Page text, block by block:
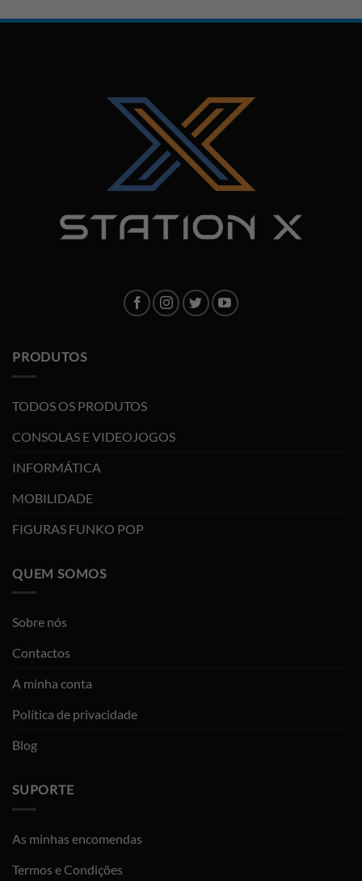
PRODUTOS
TODOS OS PRODUTOS
CONSOLAS E VIDEOJOGOS
INFORMÁTICA
MOBILIDADE
FIGURAS FUNKO POP
QUEM SOMOS
Sobre nós
Contactos
A minha conta
Política de privacidade
Blog
SUPORTE
As minhas encomendas
Termos e Condições